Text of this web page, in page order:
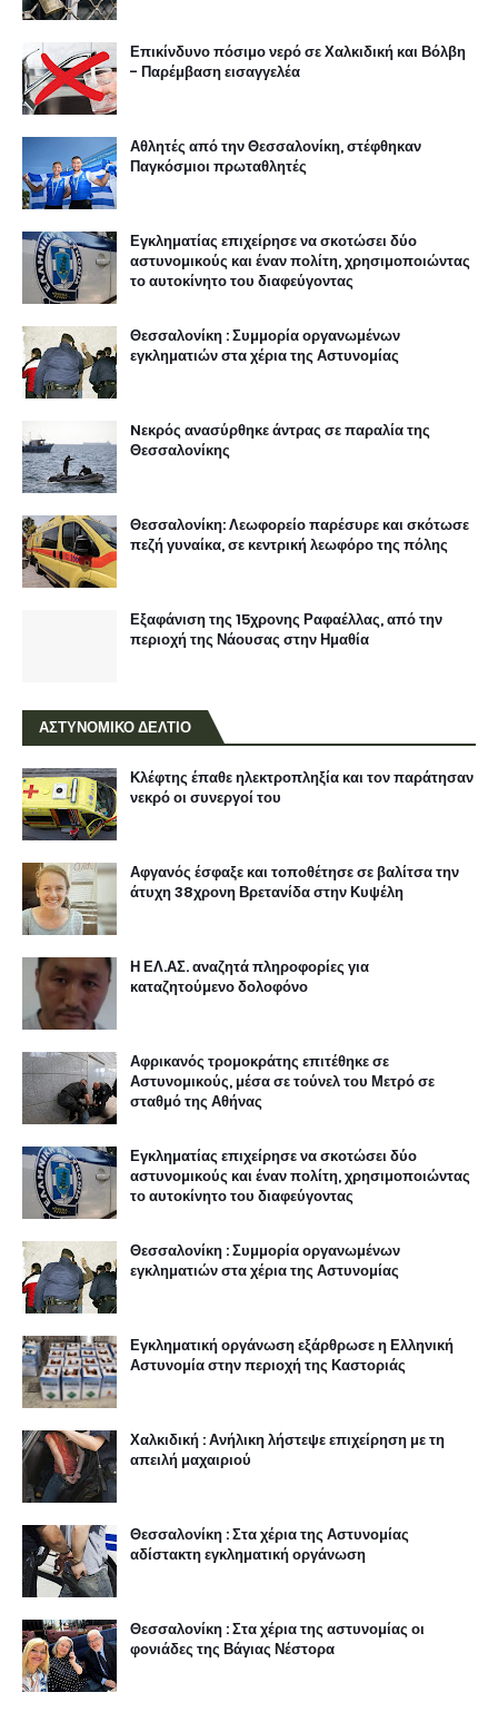
Επικίνδυνο πόσιμο νερό σε Χαλκιδική και Βόλβη
- Παρέμβαση εισαγγελέα
Αθλητές από την Θεσσαλονίκη, στέφθηκαν
Παγκόσμιοι πρωταθλητές
Εγκληματίας επιχείρησε να σκοτώσει δύο
αστυνομικούς και έναν πολίτη, χρησιμοποιώντας
το αυτοκίνητο του διαφεύγοντας
Θεσσαλονίκη : Συμμορία οργανωμένων
εγκληματιών στα χέρια της Αστυνομίας
Nεκρός ανασύρθηκε άντρας σε παραλία της
Θεσσαλονίκης
Θεσσαλονίκη: Λεωφορείο παρέσυρε και σκότωσε
πεζή γυναίκα, σε κεντρική λεωφόρο της πόλης
Εξαφάνιση της 15χρονης Ραφαέλλας, από την
περιοχή της Νάουσας στην Ημαθία
ΑΣΤΥΝΟΜΙΚΟ ΔΕΛΤΙΟ
Κλέφτης έπαθε ηλεκτροπληξία και τον παράτησαν
νεκρό οι συνεργοί του
Αφγανός έσφαξε και τοποθέτησε σε βαλίτσα την
άτυχη 38χρονη Βρετανίδα στην Κυψέλη
Η ΕΛ.ΑΣ. αναζητά πληροφορίες για
καταζητούμενο δολοφόνο
Αφρικανός τρομοκράτης επιτέθηκε σε
Αστυνομικούς, μέσα σε τούνελ του Μετρό σε
σταθμό της Αθήνας
Εγκληματίας επιχείρησε να σκοτώσει δύο
αστυνομικούς και έναν πολίτη, χρησιμοποιώντας
το αυτοκίνητο του διαφεύγοντας
Θεσσαλονίκη : Συμμορία οργανωμένων
εγκληματιών στα χέρια της Αστυνομίας
Εγκληματική οργάνωση εξάρθρωσε η Ελληνική
Αστυνομία στην περιοχή της Καστοριάς
Χαλκιδική : Ανήλικη λήστεψε επιχείρηση με τη
απειλή μαχαιριού
Θεσσαλονίκη : Στα χέρια της Αστυνομίας
αδίστακτη εγκληματική οργάνωση
Θεσσαλονίκη : Στα χέρια της αστυνομίας οι
φονιάδες της Βάγιας Νέστορα